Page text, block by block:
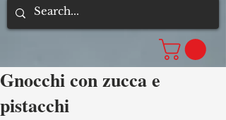
Gnocchi con zucca e
pistacchi